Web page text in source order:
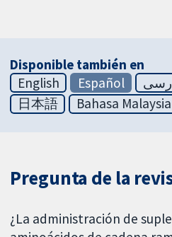
Disponible también en
English
Español
日本語
Bahasa Malaysia
Pregunta de la
¿La administración de